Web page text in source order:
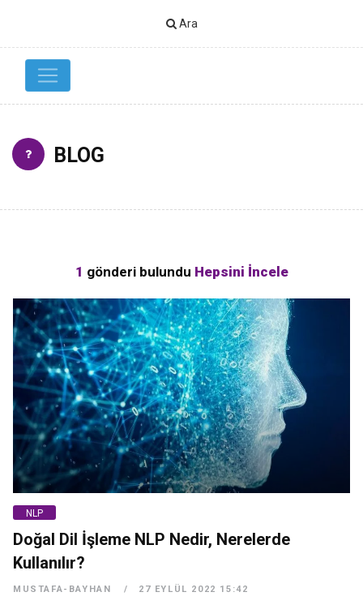
Ara
BLOG
1 gönderi bulundu Hepsini İncele
NLP
Doğal Dil İşleme NLP Nedir, Nerelerde
Kullanılır?
MUSTAFA-BAYHAN 27 EYLÜL 2022 15:42